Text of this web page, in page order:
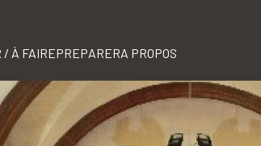
/ À FAIREPREPARERA PROPOS